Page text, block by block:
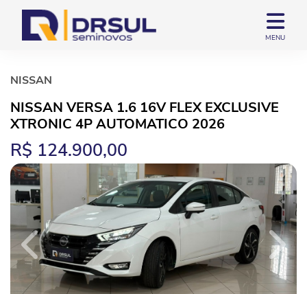
MENU
NISSAN
NISSAN VERSA 1.6 16V FLEX EXCLUSIVE
XTRONIC 4P AUTOMATICO 2026
R$ 124.900,00
Previous Next